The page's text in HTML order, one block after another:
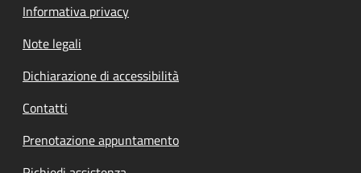
Informativa privacy
Note legali
Dichiarazione di accessibilità
Contatti
Prenotazione appuntamento